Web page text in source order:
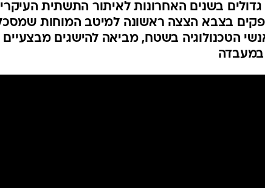
בשנים האחרונות לאיתור התשתית
בצבא הצצה ראשונה למיטב המוחות
הטכנולוגיה בשטח, מביאה להישגים מבצעיים
במעבדה